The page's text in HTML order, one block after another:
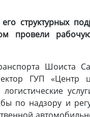
структурных
провели
Шоиста
ГУП «Центр
по надзору и